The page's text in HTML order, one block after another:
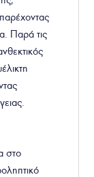
Παρά τις
στο